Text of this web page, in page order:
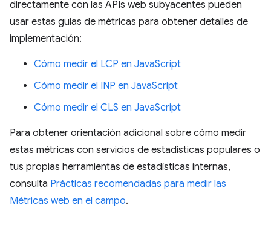
directamente con las APIs web subyacentes pueden
usar estas guías de métricas para obtener detalles de
implementación:
Cómo medir el LCP en JavaScript
Cómo medir el INP en JavaScript
Cómo medir el CLS en JavaScript
Para obtener orientación adicional sobre cómo medir
estas métricas con servicios de estadísticas populares o
tus propias herramientas de estadísticas internas,
consulta Prácticas recomendadas para medir las
Métricas web en el campo.